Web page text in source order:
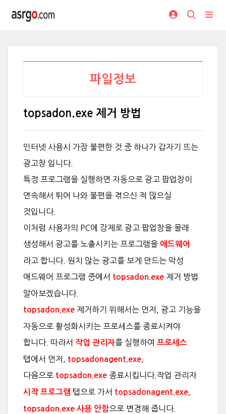
파일정보
topsadon.exe 제거 방법
인터넷 사용시 가장 불편한 것 중 하나가 갑자기 뜨는
광고창 입니다.
특정 프로그램을 실행하면 자동으로 광고 팝업창이
연속해서 튀어 나와 불편을 겪으신 적 많으실
것입니다.
이처럼 사용자의 PC에 강제로 광고 팝업창을 몰래
생성해서 광고를 노출시키는 프로그램을 애드웨어
라고 합니다. 원치 않는 광고를 보게 만드는 악성
애드웨어 프로그램 중에서 topsadon.exe 제거 방법
알아보겠습니다.
topsadon.exe 제거하기 위해서는 먼저, 광고 기능을
자동으로 활성화시키는 프로세스를 종료시켜야
합니다. 따라서 작업 관리자를 실행하여 프로세스
탭에서 먼저, topsadonagent.exe,
다음으로 topsadon.exe 종료시킵니다.작업 관리자
시작 프로그램 탭으로 가서 topsadonagent.exe,
topsadon.exe 사용 안함으로 변경해 줍니다.